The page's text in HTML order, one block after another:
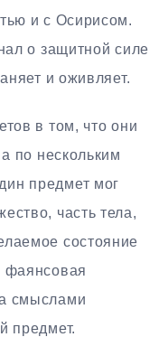
и с Осирисом.
о защитной силе
и оживляет.
в том, что они
по нескольким
предмет мог
часть тела,
состояние
фаянсовая
смыслами
предмет.